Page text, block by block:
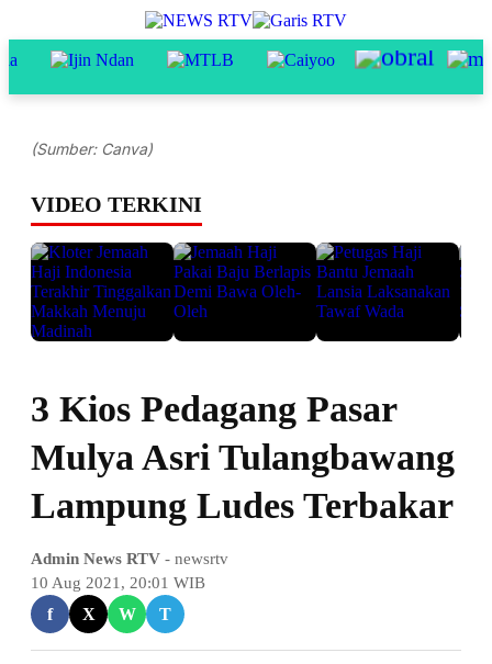
(Sumber: Canva)
VIDEO TERKINI
3 Kios Pedagang Pasar
Mulya Asri Tulangbawang
Lampung Ludes Terbakar
Admin News RTV - newsrtv
10 Aug 2021, 20:01 WIB
f X W T